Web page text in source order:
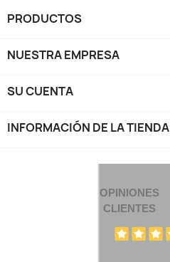
PRODUCTOS
NUESTRA EMPRESA
SU CUENTA
INFORMACIÓN DE LA TIENDA
OPINIONES
CLIENTES